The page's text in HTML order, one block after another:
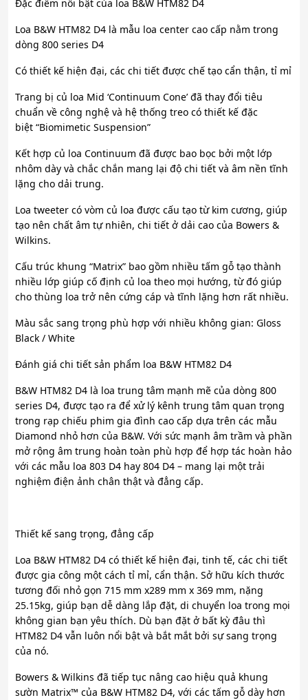
Đặc điểm nổi bật của loa B&W HTM82 D4
Loa B&W HTM82 D4 là mẫu loa center cao cấp nằm trong
dòng 800 series D4
Có thiết kế hiện đại, các chi tiết được chế tạo cẩn thận, tỉ mỉ
Trang bị củ loa Mid ‘Continuum Cone’ đã thay đổi tiêu
chuẩn về công nghệ và hệ thống treo có thiết kế đặc
biệt “Biomimetic Suspension”
Kết hợp củ loa Continuum đã được bao bọc bởi một lớp
nhôm dày và chắc chắn mang lại độ chi tiết và âm nền tĩnh
lặng cho dải trung.
Loa tweeter có vòm củ loa được cấu tạo từ kim cương, giúp
tạo nên chất âm tự nhiên, chi tiết ở dải cao của Bowers &
Wilkins.
Cấu trúc khung “Matrix” bao gồm nhiều tấm gỗ tạo thành
nhiều lớp giúp cố định củ loa theo mọi hướng, từ đó giúp
cho thùng loa trở nên cứng cáp và tĩnh lặng hơn rất nhiều.
Màu sắc sang trọng phù hợp với nhiều không gian: Gloss
Black / White
Đánh giá chi tiết sản phẩm loa B&W HTM82 D4
B&W HTM82 D4 là loa trung tâm mạnh mẽ của dòng 800
series D4, được tạo ra để xử lý kênh trung tâm quan trọng
trong rạp chiếu phim gia đình cao cấp dựa trên các mẫu
Diamond nhỏ hơn của B&W. Với sức mạnh âm trầm và phần
mở rộng âm trung hoàn toàn phù hợp để hợp tác hoàn hảo
với các mẫu loa 803 D4 hay 804 D4 – mang lại một trải
nghiệm điện ảnh chân thật và đẳng cấp.
Thiết kế sang trọng, đẳng cấp
Loa B&W HTM82 D4 có thiết kế hiện đại, tinh tế, các chi tiết
được gia công một cách tỉ mỉ, cẩn thận. Sở hữu kích thước
tương đối nhỏ gọn 715 mm x289 mm x 369 mm, nặng
25.15kg, giúp bạn dễ dàng lắp đặt, di chuyển loa trong mọi
không gian bạn yêu thích. Dù bạn đặt ở bất kỳ đâu thì
HTM82 D4 vẫn luôn nổi bật và bắt mắt bởi sự sang trọng
của nó.
Bowers & Wilkins đã tiếp tục nâng cao hiệu quả khung
sườn Matrix™ của B&W HTM82 D4, với các tấm gỗ dày hơn